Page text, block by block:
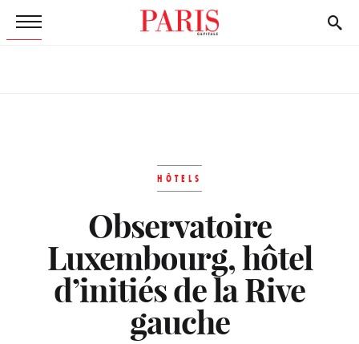
HÔTELS
Observatoire
Luxembourg, hôtel
d’initiés de la Rive
gauche